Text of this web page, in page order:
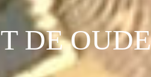
DE